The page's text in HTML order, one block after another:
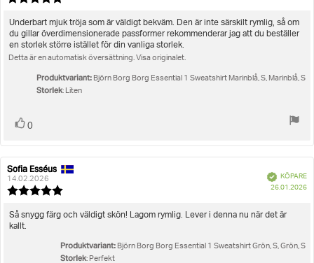
utav
5
stjärnor
Recensionstext:
Underbart mjuk tröja som är väldigt bekväm. Den är inte särskilt rymlig, så om
du gillar överdimensionerade passformer rekommenderar jag att du beställer
en storlek större istället för din vanliga storlek.
Detta är en automatisk översättning. Visa originalet.
Produktvariant: Björn Borg Borg Essential 1 Sweatshirt Marinblå, S, Marinblå, S
Storlek: Liten
Rösta
0
Recensionsförfattare:
Sofia Esséus
14.02.2026
utav
BekräftadKÖPARE
26.01.2026
Recensionstext:
Så snygg färg och väldigt skön! Lagom rymlig. Lever i denna nu när det är
kallt.
Produktvariant: Björn Borg Borg Essential 1 Sweatshirt Grön, S, Grön, S
Storlek: Perfekt